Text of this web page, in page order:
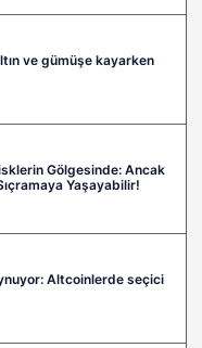
ve gümüşe kayarken
Gölgesinde: Ancak
Yaşayabilir!
Altcoinlerde seçici